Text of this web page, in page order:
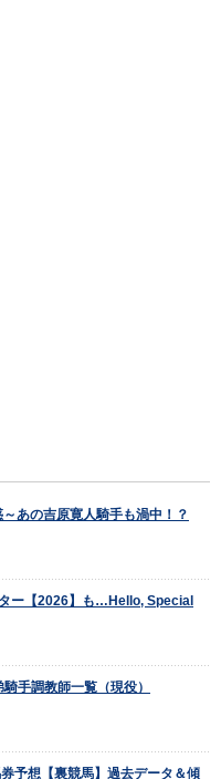
あの吉原寛人騎手も渦中！？
ー【2026】も…Hello, Special
手調教師一覧（現役）
予想【裏競馬】過去データ＆傾